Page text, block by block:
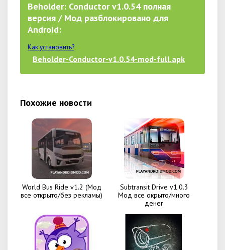
Beholder: Conductor v1.0.54 полная
версия / Мод разблокировано для
Android:
Как установить?
Beholder-Conductor-v1.0.54-mod-full.apk
Похожие новости
World Bus Ride v1.2 (Мод
все открыто/без рекламы)
Subtransit Drive v1.0.3
Мод все окрыто/много
денег